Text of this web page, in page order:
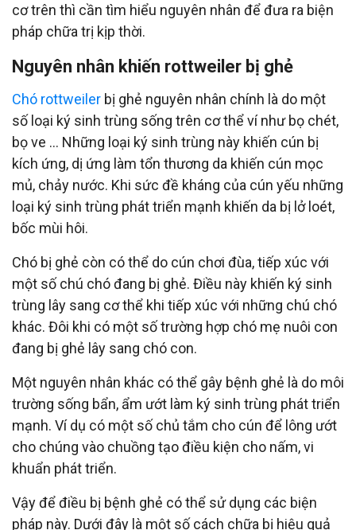
cơ trên thì cần tìm hiểu nguyên nhân để đưa ra biện
pháp chữa trị kịp thời.
Nguyên nhân khiến rottweiler bị ghẻ
Chó rottweiler bị ghẻ nguyên nhân chính là do một
số loại ký sinh trùng sống trên cơ thể ví như bọ chét,
bọ ve … Những loại ký sinh trùng này khiến cún bị
kích ứng, dị ứng làm tổn thương da khiến cún mọc
mủ, chảy nước. Khi sức đề kháng của cún yếu những
loại ký sinh trùng phát triển mạnh khiến da bị lở loét,
bốc mùi hôi.
Chó bị ghẻ còn có thể do cún chơi đùa, tiếp xúc với
một số chú chó đang bị ghẻ. Điều này khiến ký sinh
trùng lây sang cơ thể khi tiếp xúc với những chú chó
khác. Đôi khi có một số trường hợp chó mẹ nuôi con
đang bị ghẻ lây sang chó con.
Một nguyên nhân khác có thể gây bệnh ghẻ là do môi
trường sống bẩn, ẩm ướt làm ký sinh trùng phát triển
mạnh. Ví dụ có một số chủ tắm cho cún để lông ướt
cho chúng vào chuồng tạo điều kiện cho nấm, vi
khuẩn phát triển.
Vậy để điều bị bệnh ghẻ có thể sử dụng các biện
pháp này. Dưới đây là một số cách chữa bị hiệu quả